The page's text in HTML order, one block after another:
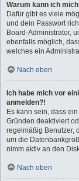
Warum kann ich
Dafür gibt es viele
und dein Passwort
Board-Administrator,
ebenfalls möglich,
welches ein
Nach oben
Ich habe mich vor
anmelden?!
Es kann sein, dass
Gründen deaktiviert
regelmäßig Benutzer,
um die
nimm aktiv an den
Nach oben